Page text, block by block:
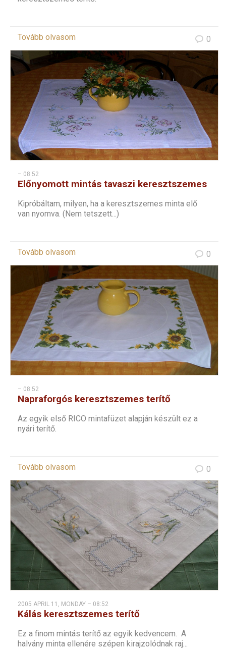
Tovább olvasom 0
– 08:52
Előnyomott mintás tavaszi keresztszemes
Kipróbáltam, milyen, ha a keresztszemes minta elő
van nyomva. (Nem tetszett...)
Tovább olvasom 0
– 08:52
Napraforgós keresztszemes terítő
Az egyik első RICO mintafüzet alapján készült ez a
nyári terítő.
Tovább olvasom 0
2005 APRIL 11, MONDAY – 08:52
Kálás keresztszemes terítő
Ez a finom mintás terítő az egyik kedvencem. A
halvány minta ellenére szépen kirajzolódnak raj...